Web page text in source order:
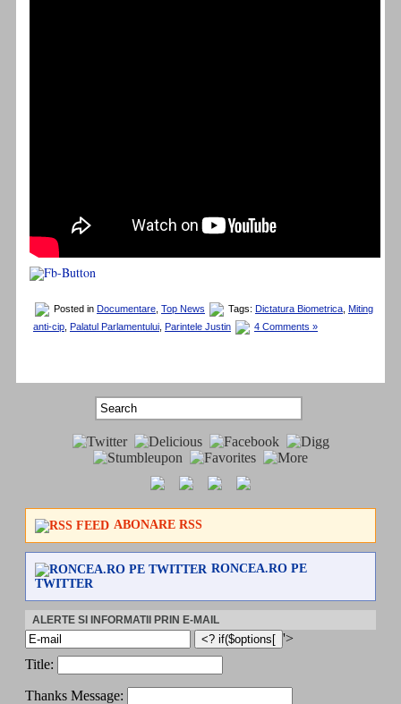
Posted in Documentare Top News Tags: Dictatura Biometrica Miting
anti-cip Palatul Parlamentului Parintele Justin 4 Comments »
ABONARE RSS
RONCEA.RO PE
TWITTER
ALERTE SI INFORMATII PRIN E-MAIL
'>
Title:
Thanks Message: